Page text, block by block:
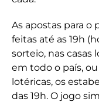
As apostas para
feitas até as 19h
sorteio, nas casas
em todo o país,
lotéricas, os
das 19h. O jogo